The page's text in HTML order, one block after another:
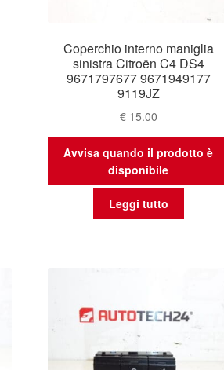
Coperchio interno maniglia
sinistra Citroën C4 DS4
9671797677 9671949177
9119JZ
€15.00
Avvisa quando il prodotto è
disponibile
Leggi tutto